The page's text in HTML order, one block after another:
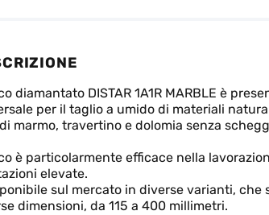
diamantato DISTAR 1A1R MARBLE è
per il taglio a umido di materiali
marmo, travertino e dolomia senza
è particolarmente efficace nella
elevate.
sul mercato in diverse varianti,
dimensioni, da 115 a 400 millimetri.